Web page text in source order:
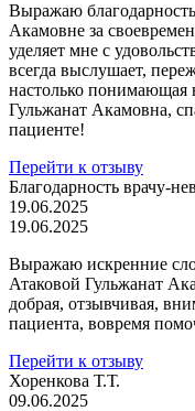
Выражаю
Акамовне за
уделяет мне с
всегда выслушает,
настолько понимающая
Гульжанат Акамовна,
пациенте!
Перейти к отзыву
Благодарность врачу-
19.06.2025
19.06.2025
Выражаю искренние
Атаковой Гульжанат
добрая, отзывчивая,
пациента, вовремя
Перейти к отзыву
Хоренкова Т.Т.
09.06.2025